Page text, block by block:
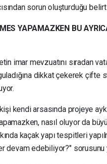
sorun oluşturduğu
YAPAMAZKEN BU
imar mevzuatını sıradan
dikkat çekerek çifte
kendi arsasında projeye
nasıl oluyor da
kaçak yapı tespitleri
devam edebiliyor?" sorusunu